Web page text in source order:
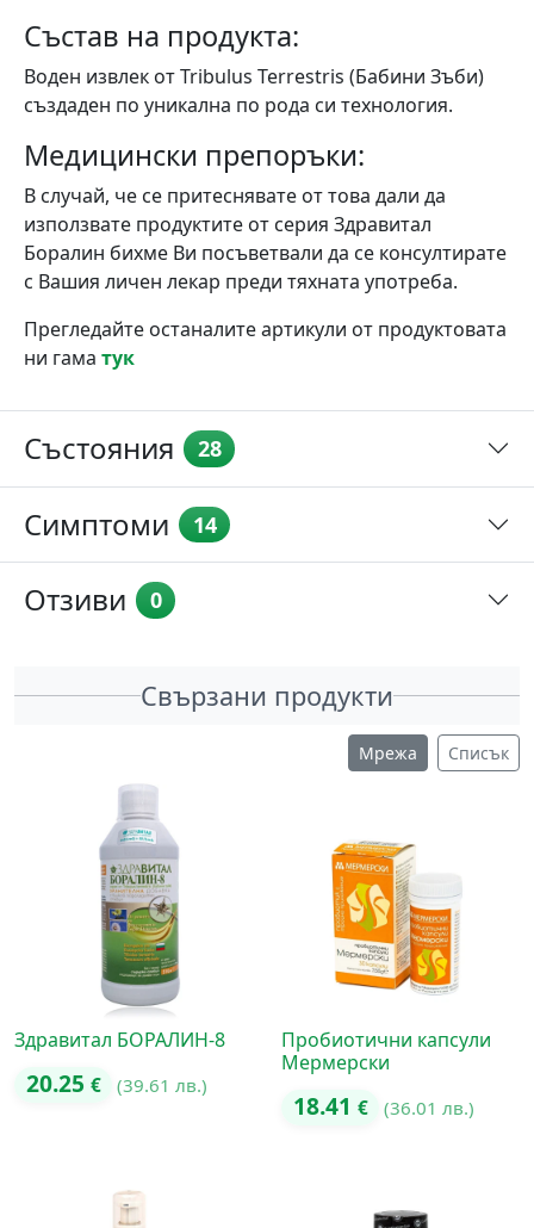
Състав на продукта:
Воден извлек от Tribulus Terrestris (Бабини Зъби)
създаден по уникална по рода си технология.
Медицински препоръки:
В случай, че се притеснявате от това дали да
използвате продуктите от серия Здравитал
Боралин бихме Ви посъветвали да се консултирате
с Вашия личен лекар преди тяхната употреба.
Прегледайте останалите артикули от продуктовата
ни гама тук
Състояния 28
Симптоми 14
Отзиви 0
Свързани продукти
Мрежа Списък
Здравитал БОРАЛИН-8
20.25 € (39.61 лв.)
Пробиотични капсули
Мермерски
18.41 € (36.01 лв.)